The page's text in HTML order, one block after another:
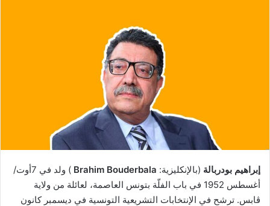
إبراهيم بودربالة (بالإنكليزية: Brahim Bouderbala
) ولد في 7أوت/
أغسطس 1952 في باب الفلّة بتونس العاصمة، لعائلة من ولاية
ڨابس. ترشح في الإنتخابات التشريعية التونسية في ديسمبر كانون